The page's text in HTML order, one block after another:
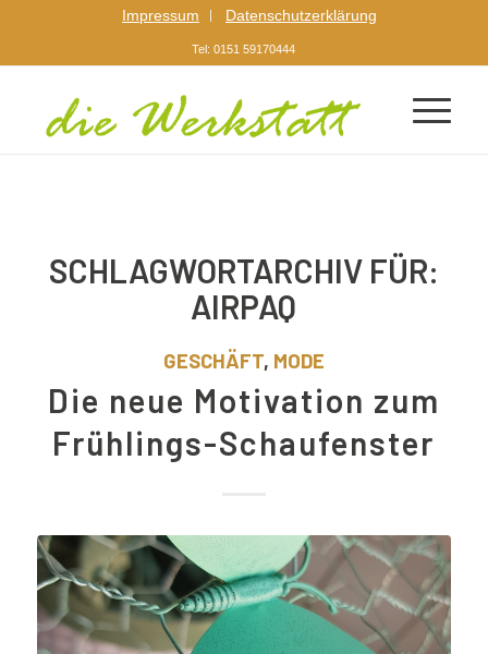
Impressum Datenschutzerklärung
Tel: 0151 59170444
SCHLAGWORTARCHIV FÜR:
AIRPAQ
GESCHÄFT, MODE
Die neue Motivation zum
Frühlings-Schaufenster